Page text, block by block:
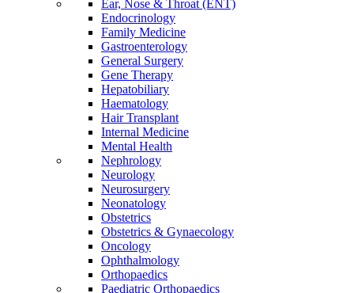
Ear, Nose & Throat (ENT)
Endocrinology
Family Medicine
Gastroenterology
General Surgery
Gene Therapy
Hepatobiliary
Haematology
Hair Transplant
Internal Medicine
Mental Health
Nephrology
Neurology
Neurosurgery
Neonatology
Obstetrics
Obstetrics & Gynaecology
Oncology
Ophthalmology
Orthopaedics
Paediatric Orthopaedics